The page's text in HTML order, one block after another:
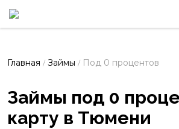
Главная / Займы / Под 0 процентов
Займы под 0
карту в Тюмени